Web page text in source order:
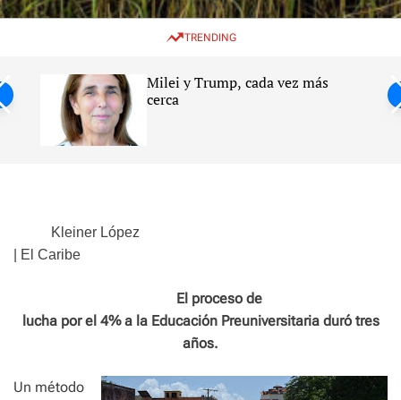
w
c
e
e
TRENDING
Milei y Trump, cada vez más
cerca
Kleiner López
| El Caribe
El proceso de
lucha por el 4% a la Educación Preuniversitaria duró tres
años.
Un método